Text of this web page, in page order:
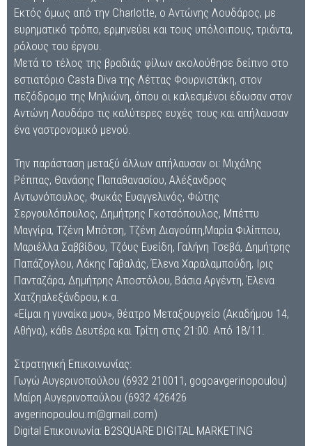
Εκτός όμως από την Charlotte, ο Αντώνης Λουδάρος, με
ευρηματικό τρόπο, ερμηνεύει και τους υπόλοιπους, τριάντα,
ρόλους του έργου.
Μετά το τέλος της βραδιάς φίλων ακολούθησε δείπνο στο
εστιατόριο Casta Diva της Λέττας Φουρνιστάκη, στον
πεζόδρομο της Μηλιώνη, όπου οι καλεσμένοι έδωσαν στον
Αντώνη Λουδάρο τις καλύτερες ευχές τους και απήλαυσαν
ένα γαστρονομικό μενού.
Την παράσταση μεταξύ άλλων απήλαυσαν οι: Μιχάλης
Ρέππας, Θανάσης Παπαθανασίου, Αλέξανδρος
Αντωνόπουλος, Φωκάς Ευαγγελινός, Φώτης
Σεργουλόπουλος, Δημήτρης Γκοτσόπουλος, Μπέττυ
Μαγγίρα, Τζένη Μπότση, Τζένη Διαγούπη,Μαρία Φιλίππου,
Μαριέλλα Σαββίδου, Τζόυς Ευείδη, Γαλήνη Τσεβά, Δημήτρης
Παπάζογλου, Λάκης Γαβαλάς, Έλενα Χαραλαμπούδη, Ιρις
Πανταζάρα, Δημήτρης Αποστόλου, Βάσια Αργέντη, Έλενα
Χατζηαλεξάνδρου, κ.α.
«Είμαι η γυναίκα μου», θέατρο Μεταξουργείο (Ακαδήμου 14,
Αθήνα), κάθε Δευτέρα και Τρίτη στις 21:00. Από 18/11.
Στρατηγική Επικοινωνίας:
Γωγώ Αυγερινοπούλου (6932 210011, gogoavgerinopoulou)
Μαίρη Αυγερινοπούλου (6932 426426
avgerinopoulou.m@gmail.com)
Digital Επικοινωνία: B2SQUARE DIGITAL MARKETING